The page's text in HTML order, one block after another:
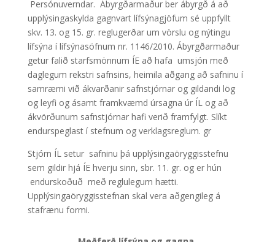
Persónuverndar. Ábyrgðarmaður ber ábyrgð á að
upplýsingaskylda gagnvart lífsýnagjöfum sé uppfyllt
skv. 13. og 15. gr. reglugerðar um vörslu og nýtingu
lífsýna í lífsýnasöfnum nr. 1146/2010. Ábyrgðarmaður
getur falið starfsmönnum ÍE að hafa umsjón með
daglegum rekstri safnsins, heimila aðgang að safninu í
samræmi við ákvarðanir safnstjórnar og gildandi lög
og leyfi og ásamt framkvæmd úrsagna úr ÍL og að
ákvörðunum safnstjórnar hafi verið framfylgt. Slíkt
endurspeglast í stefnum og verklagsreglum. gr
Stjórn ÍL setur safninu þá upplýsingaöryggisstefnu
sem gildir hjá ÍE hverju sinn, sbr. 11. gr. og er hún
endurskoðuð með reglulegum hætti.
Upplýsingaöryggisstefnan skal vera aðgengileg á
stafrænu formi.